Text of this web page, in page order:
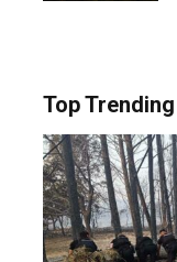
Top Trending